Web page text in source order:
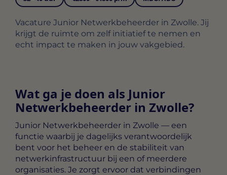
Vacature Junior Netwerkbeheerder in Zwolle. Jij
krijgt de ruimte om zelf initiatief te nemen en
echt impact te maken in jouw vakgebied.
Wat ga je doen als Junior
Netwerkbeheerder in Zwolle?
Junior Netwerkbeheerder in Zwolle — een
functie waarbij je dagelijks verantwoordelijk
bent voor het beheer en de stabiliteit van
netwerkinfrastructuur bij een of meerdere
organisaties. Je zorgt ervoor dat verbindingen